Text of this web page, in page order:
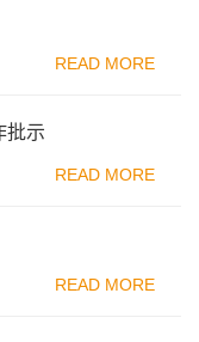
READ MORE
批示
READ MORE
READ MORE